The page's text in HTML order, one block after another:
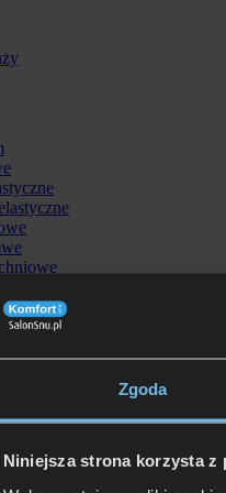
Zgoda
Niniejsza strona korzysta z